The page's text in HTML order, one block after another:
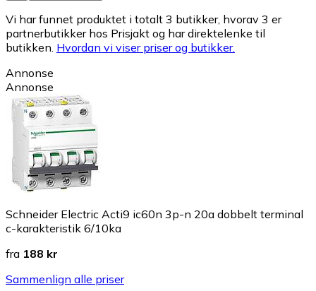
Vi har funnet produktet i totalt 3 butikker, hvorav 3 er
partnerbutikker hos Prisjakt og har direktelenke til
butikken. Hvordan vi viser priser og butikker.
Annonse
Annonse
Schneider Electric Acti9 ic60n 3p-n 20a dobbelt terminal
c-karakteristik 6/10ka
fra 188 kr
Sammenlign alle priser